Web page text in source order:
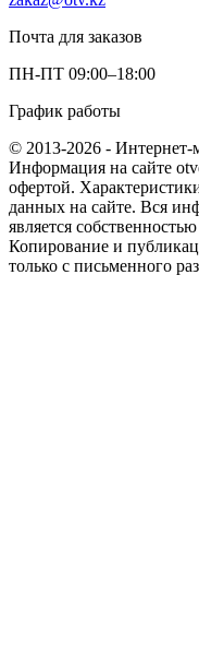
Почта для заказов
ПН-ПТ 09:00–18:00
График работы
© 2013-2026 - Интернет-
Информация на сайте
офертой.
данных на сайте. Вся
является
Копирование и
только с письменного